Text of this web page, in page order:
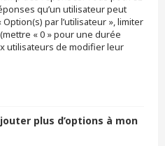
qu’un utilisateur peut
par l’utilisateur », limiter
« 0 » pour une durée
utilisateurs de modifier leur
plus d’options à mon